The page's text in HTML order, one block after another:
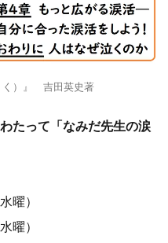
く）』 吉田英史著
たって「なみだ先生の涙
曜）
曜）